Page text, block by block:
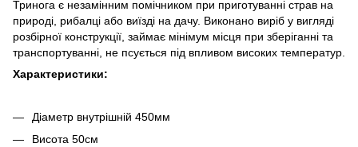
Тринога є незамінним помічником при приготуванні страв на
природі, рибалці або виїзді на дачу. Виконано виріб у вигляді
розбірної конструкції, займає мінімум місця при зберіганні та
транспортуванні, не псується під впливом високих температур.
Характеристики:
Діаметр внутрішній 450мм
Висота 50см